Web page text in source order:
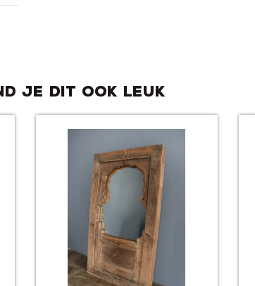
je dit ook leuk